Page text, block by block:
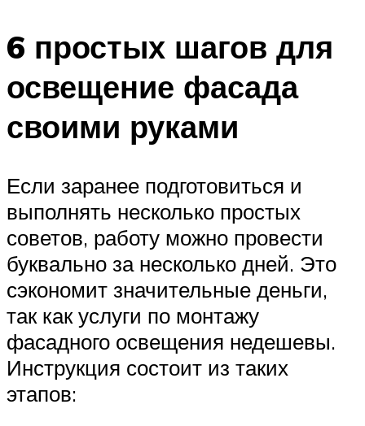
6 простых шагов для
освещение фасада
своими руками
Если заранее подготовиться и
выполнять несколько простых
советов, работу можно провести
буквально за несколько дней. Это
сэкономит значительные деньги,
так как услуги по монтажу
фасадного освещения недешевы.
Инструкция состоит из таких
этапов: